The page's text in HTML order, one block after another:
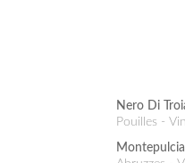
Nero Di
Pouilles -